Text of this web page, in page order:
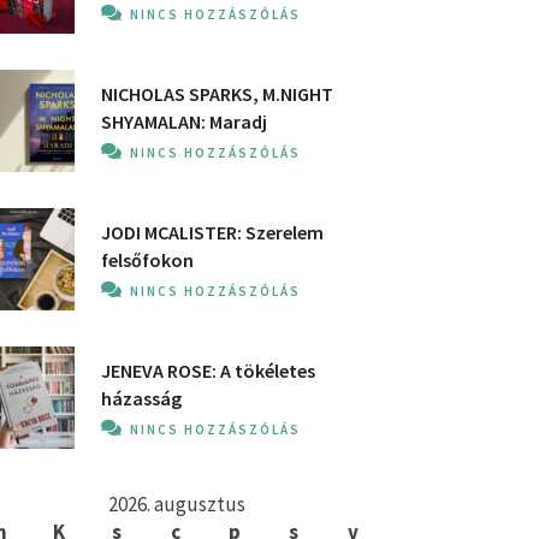
NINCS HOZZÁSZÓLÁS
NICHOLAS SPARKS, M.NIGHT
SHYAMALAN: Maradj
NINCS HOZZÁSZÓLÁS
JODI MCALISTER: Szerelem
felsőfokon
NINCS HOZZÁSZÓLÁS
JENEVA ROSE: A ​tökéletes
házasság
NINCS HOZZÁSZÓLÁS
2026. augusztus
K s c p s v